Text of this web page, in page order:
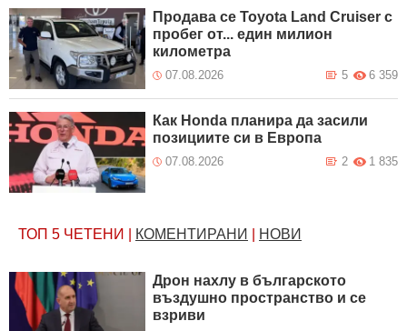
Продава се Toyota Land Cruiser с
пробег от... един милион
километра
07.08.2026 6 359
5
Как Honda планира да засили
позициите си в Европа
07.08.2026 1 835
2
ТОП 5 ЧЕТЕНИ КОМЕНТИРАНИ НОВИ
Дрон нахлу в българското
въздушно пространство и се
взриви